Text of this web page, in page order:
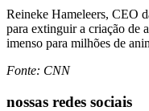
Reineke Hameleers, CEO
para extinguir a criação de
imenso para milhões de
Fonte: CNN
nossas redes sociais